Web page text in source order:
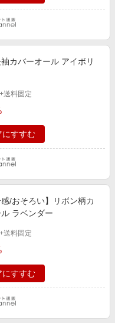
カバーオール アイボリ
+送料固定
にすすむ
感/おそろい】リボン柄カ
ラベンダー
+送料固定
にすすむ